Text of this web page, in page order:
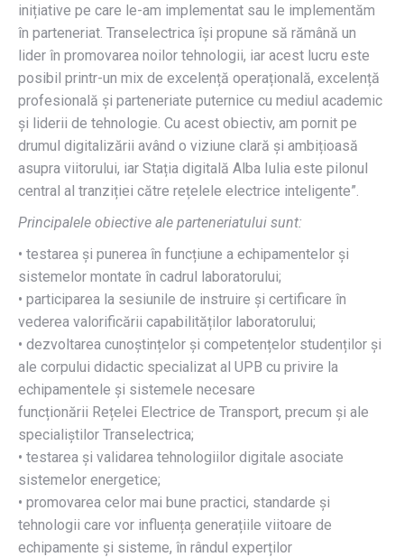
inițiative pe care le-am implementat sau le implementăm
în parteneriat. Transelectrica își propune să rămână un
lider în promovarea noilor tehnologii, iar acest lucru este
posibil printr-un mix de excelență operațională, excelență
profesională și parteneriate puternice cu mediul academic
și liderii de tehnologie. Cu acest obiectiv, am pornit pe
drumul digitalizării având o viziune clară și ambițioasă
asupra viitorului, iar Stația digitală Alba Iulia este pilonul
central al tranziției către rețelele electrice inteligente”.
Principalele obiective ale parteneriatului sunt:
• testarea și punerea în funcțiune a echipamentelor și
sistemelor montate în cadrul laboratorului;
• participarea la sesiunile de instruire și certificare în
vederea valorificării capabilităților laboratorului;
• dezvoltarea cunoștințelor și competențelor studenților și
ale corpului didactic specializat al UPB cu privire la
echipamentele și sistemele necesare
funcționării Rețelei Electrice de Transport, precum și ale
specialiștilor Transelectrica;
• testarea și validarea tehnologiilor digitale asociate
sistemelor energetice;
• promovarea celor mai bune practici, standarde și
tehnologii care vor influența generațiile viitoare de
echipamente și sisteme, în rândul experților